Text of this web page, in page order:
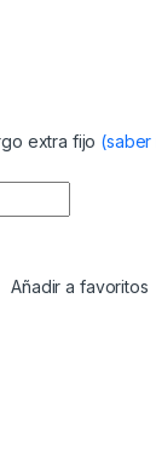
extra fijo (saber
(5733)
Añadir a favoritos